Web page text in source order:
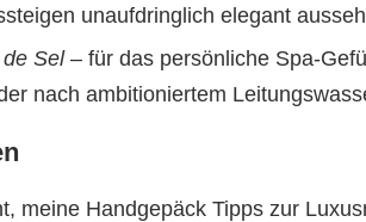
unaufdringlich elegant
Sel– für das persönliche Spa-
nach ambitioniertem
meine Handgepäck Tipps zur